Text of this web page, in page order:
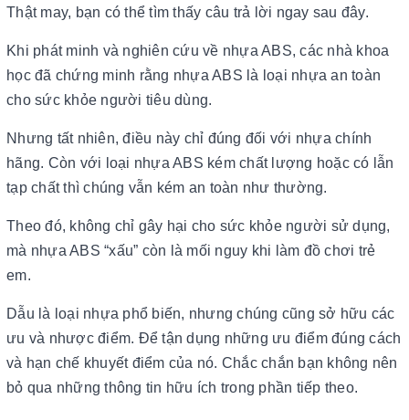
Thật may, bạn có thể tìm thấy câu trả lời ngay sau đây.
Khi phát minh và nghiên cứu về nhựa ABS, các nhà khoa
học đã chứng minh rằng nhựa ABS là loại nhựa an toàn
cho sức khỏe người tiêu dùng.
Nhưng tất nhiên, điều này chỉ đúng đối với nhựa chính
hãng. Còn với loại nhựa ABS kém chất lượng hoặc có lẫn
tạp chất thì chúng vẫn kém an toàn như thường.
Theo đó, không chỉ gây hại cho sức khỏe người sử dụng,
mà nhựa ABS “xấu” còn là mối nguy khi làm đồ chơi trẻ
em.
Dẫu là loại nhựa phổ biến, nhưng chúng cũng sở hữu các
ưu và nhược điểm. Để tận dụng những ưu điểm đúng cách
và hạn chế khuyết điểm của nó. Chắc chắn bạn không nên
bỏ qua những thông tin hữu ích trong phần tiếp theo.